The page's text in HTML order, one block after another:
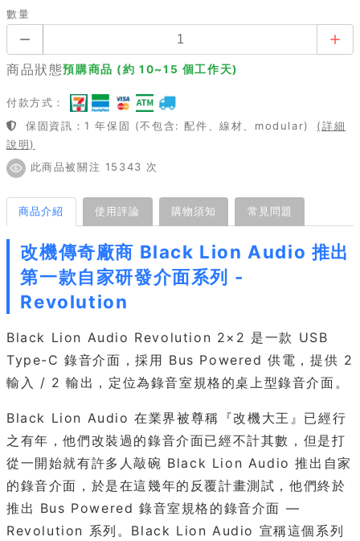
數量
商品狀態預購商品 (約 10~15 個工作天)
付款方式：
保固資訊：1 年保固 (不包含: 配件、線材、modular)
(詳細
說明)
此商品被關注 15343 次
商品介紹 使用評論 購物須知 常見問題
改機傳奇廠商 Black Lion Audio 推出
第一款自家研發介面系列 -
Revolution
Black Lion Audio Revolution 2×2 是一款 USB
Type-C 錄音介面，採用 Bus Powered 供電，提供 2
輸入 / 2 輸出，定位為錄音室規格的桌上型錄音介面。
Black Lion Audio 在業界被尊稱『改機大王』已經行
之有年，他們改裝過的錄音介面已經不計其數，但是打
從一開始就有許多人敲碗 Black Lion Audio 推出自家
的錄音介面，於是在這幾年的反覆計畫測試，他們終於
推出 Bus Powered 錄音室規格的錄音介面 —
Revolution 系列。Black Lion Audio 宣稱這個系列